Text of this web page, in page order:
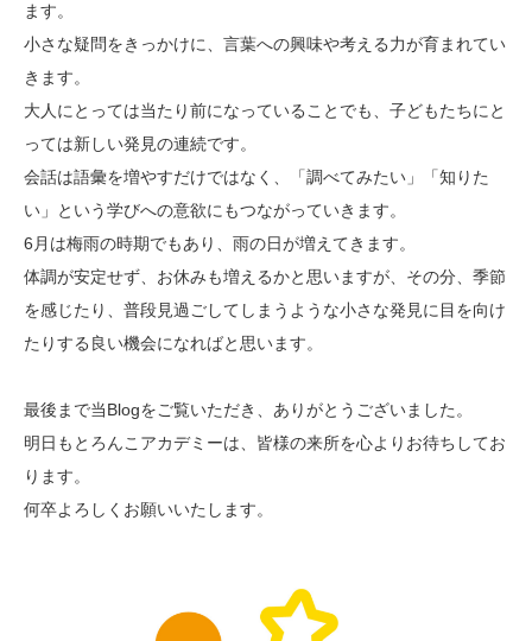
ます。
小さな疑問をきっかけに、言葉への興味や考える力が育まれてい
きます。
大人にとっては当たり前になっていることでも、子どもたちにと
っては新しい発見の連続です。
会話は語彙を増やすだけではなく、「調べてみたい」「知りた
い」という学びへの意欲にもつながっていきます。
6月は梅雨の時期でもあり、雨の日が増えてきます。
体調が安定せず、お休みも増えるかと思いますが、その分、季節
を感じたり、普段見過ごしてしまうような小さな発見に目を向け
たりする良い機会になればと思います。
最後まで当Blogをご覧いただき、ありがとうございました。
明日もとろんこアカデミーは、皆様の来所を心よりお待ちしてお
ります。
何卒よろしくお願いいたします。